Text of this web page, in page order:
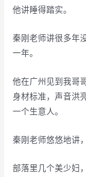
他讲睡得踏实。
秦刚老师讲很多年
一年。
他在广州见到我哥
身材标准，声音洪
一个生意人。
秦刚老师悠悠地讲
部落里几个美少妇